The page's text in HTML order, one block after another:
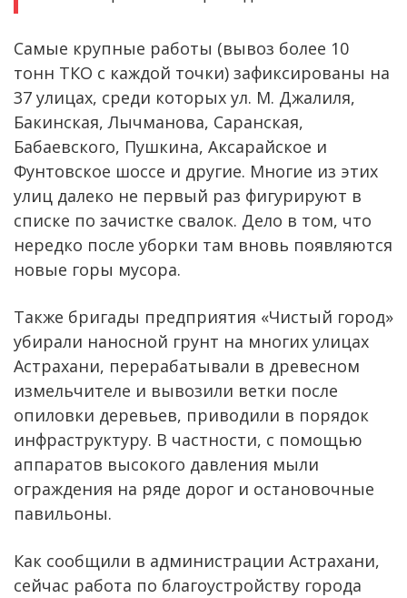
Самые крупные работы (вывоз более 10
тонн ТКО с каждой точки) зафиксированы на
37 улицах, среди которых ул. М. Джалиля,
Бакинская, Лычманова, Саранская,
Бабаевского, Пушкина, Аксарайское и
Фунтовское шоссе и другие. Многие из этих
улиц далеко не первый раз фигурируют в
списке по зачистке свалок. Дело в том, что
нередко после уборки там вновь появляются
новые горы мусора.
Также бригады предприятия «Чистый город»
убирали наносной грунт на многих улицах
Астрахани, перерабатывали в древесном
измельчителе и вывозили ветки после
опиловки деревьев, приводили в порядок
инфраструктуру. В частности, с помощью
аппаратов высокого давления мыли
ограждения на ряде дорог и остановочные
павильоны.
Как сообщили в администрации Астрахани,
сейчас работа по благоустройству города